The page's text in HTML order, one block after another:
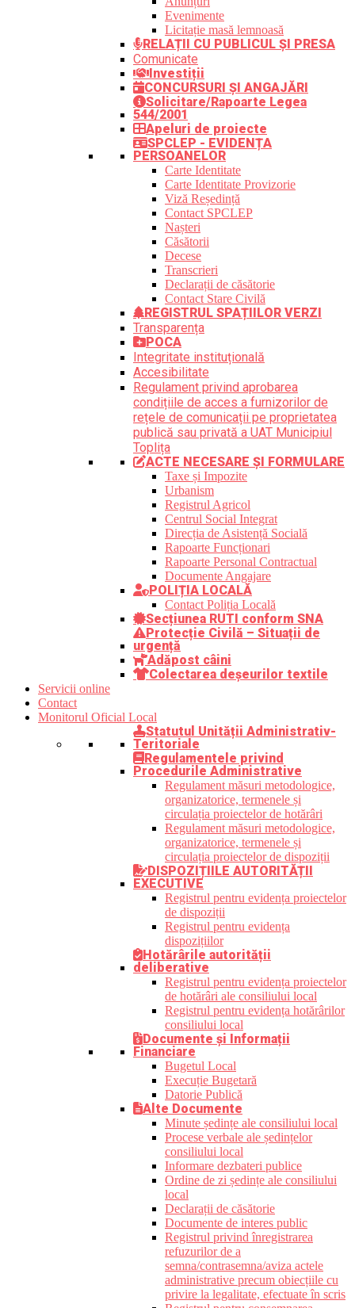
Evenimente
Licitație masă lemnoasă
RELAȚII CU PUBLICUL ȘI PRESA
Comunicate
Investiții
CONCURSURI ȘI ANGAJĂRI
Solicitare/Rapoarte Legea
544/2001
Apeluri de proiecte
SPCLEP - EVIDENȚA
PERSOANELOR
Carte Identitate
Carte Identitate Provizorie
Viză Reședință
Contact SPCLEP
Nașteri
Căsătorii
Decese
Transcrieri
Declarații de căsătorie
Contact Stare Civilă
REGISTRUL SPAȚIILOR VERZI
Transparența
POCA
Integritate instituțională
Accesibilitate
Regulament privind aprobarea
condițiile de acces a furnizorilor de
rețele de comunicații pe proprietatea
publică sau privată a UAT Municipiul
Toplița
ACTE NECESARE ȘI FORMULARE
Taxe și Impozite
Urbanism
Registrul Agricol
Centrul Social Integrat
Direcția de Asistență Socială
Rapoarte Funcționari
Rapoarte Personal Contractual
Documente Angajare
POLIȚIA LOCALĂ
Contact Poliția Locală
Secțiunea RUTI conform SNA
Protecție Civilă – Situații de
urgență
Adăpost câini
Colectarea deșeurilor textile
Servicii online
Contact
Monitorul Oficial Local
Statutul Unității Administrativ-
Teritoriale
Regulamentele privind
Procedurile Administrative
Regulament măsuri metodologice,
organizatorice, termenele și
circulația proiectelor de hotărâri
Regulament măsuri metodologice,
organizatorice, termenele și
circulația proiectelor de dispoziții
DISPOZIȚIILE AUTORITĂȚII
EXECUTIVE
Registrul pentru evidența proiectelor
de dispoziții
Registrul pentru evidența
dispozițiilor
Hotărârile autorității
deliberative
Registrul pentru evidența proiectelor
de hotărâri ale consiliului local
Registrul pentru evidența hotărârilor
consiliului local
Documente și Informații
Financiare
Bugetul Local
Execuție Bugetară
Datorie Publică
Alte Documente
Minute ședințe ale consiliului local
Procese verbale ale ședințelor
consiliului local
Informare dezbateri publice
Ordine de zi ședințe ale consiliului
local
Declarații de căsătorie
Documente de interes public
Registrul privind înregistrarea
refuzurilor de a
semna/contrasemna/aviza actele
administrative precum obiecțiile cu
privire la legalitate, efectuate în scris